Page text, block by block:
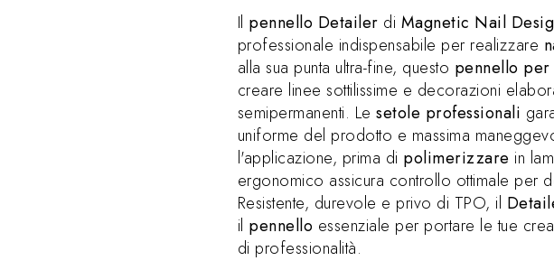
Il pennello Detailer di Magnetic Nail
professionale indispensabile per realizzare
alla sua punta ultra-fine, questo pennello
creare linee sottilissime e decorazioni
semipermanenti. Lesetole professionali
uniforme del prodotto e massima
l'applicazione, prima di polimerizzare in
ergonomico assicura controllo ottimale per
Resistente, durevole e privo di TPO, il
il pennello essenziale per portare le tue
di professionalità.